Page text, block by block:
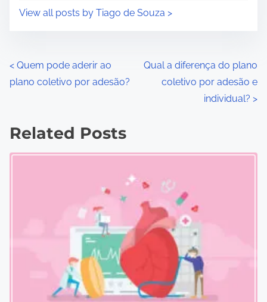
View all posts by Tiago de Souza >
P
o
t
< Quem pode aderir ao
plano coletivo por adesão?
Qual a diferença do plano
coletivo por adesão e
individual? >
Related Posts